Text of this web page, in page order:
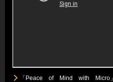
「Peace of Mind with Micro」